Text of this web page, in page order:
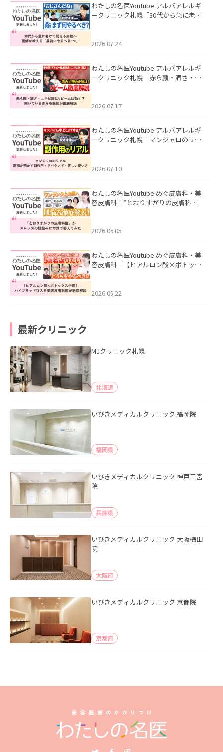
わたしの名医Youtube アルバアレルギ
ークリニック札幌「30代から急に老け
た。
2026.07.24
わたしの名医Youtube アルバアレルギ
ークリニック札幌「赤ら顔・酒さ・ニ
した。
2026.07.17
わたしの名医Youtube アルバアレルギ
ークリニック札幌「マンジャロのリア
た。
2026.07.10
わたしの名医Youtube めぐ皮膚科・美
容皮膚科「”とおりすがりの皮膚科
2026.06.05
わたしの名医Youtube めぐ皮膚科・美
容皮膚科「【ヒアルロン酸×ボトック
た。
2026.05.22
最新クリニック
MJクリニック札幌
北海道
いびきメディカルクリニック 福岡院
福岡県
いびきメディカルクリニック 神戸三宮
院
兵庫県
いびきメディカルクリニック 大阪梅田
院
大阪府
いびきメディカルクリニック 京都院
京都府